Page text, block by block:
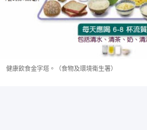
健康飲食金字塔。（食物及環境衛生署）